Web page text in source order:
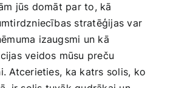
⁣jūs domāt par to, kā
stratēģijas var
izaugsmi un kā
veidos mūsu preču
Atcerieties, ⁤ka katrs solis, ko